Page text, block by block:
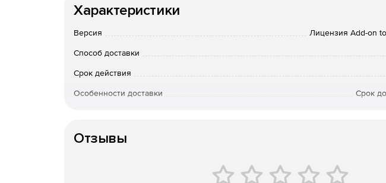
как изометрические чертежи катушек, спецификации и карты сварных швов,
SPOOLCAD поставляется со встроенным AUTOCAD OEM 2020.
Поставляется со всеми модулями, необходимыми для организации
Простое создание чертежей трубных катушек с минимальными навыками
Характеристики
Версия Лицензия Add-on
Способ доставки
Срок действия
Особенности доставки Срок
Отзывы